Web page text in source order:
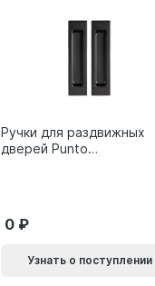
Ручки для раздвижных
дверей Punto
0
Узнать о поступлении